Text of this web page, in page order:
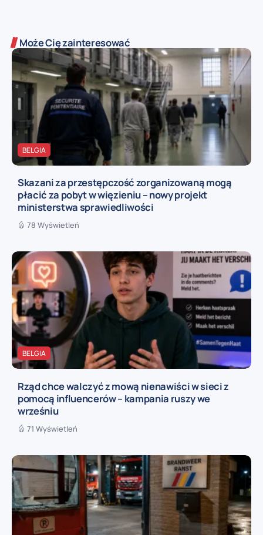
Może Cię zainteresować
BELGIA
Skazani za przestępczość zorganizowaną mogą
płacić za pobyt w więzieniu – nowy projekt
ministerstwa sprawiedliwości
78 Wyświetleń
BELGIA
Rząd chce walczyć z mową nienawiści w sieci z
pomocą influencerów – kampania ruszy we
wrześniu
71 Wyświetleń